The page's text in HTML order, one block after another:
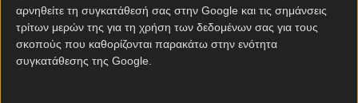
αρνηθείτε τη συγκατάθεσή σας στην Google και τις σημάνσεις
τρίτων μερών της για τη χρήση των δεδομένων σας για τους
σκοπούς που καθορίζονται παρακάτω στην ενότητα
συγκατάθεσης της Google.
Goal / No goal Ιράν
Κανονική Περίοδος